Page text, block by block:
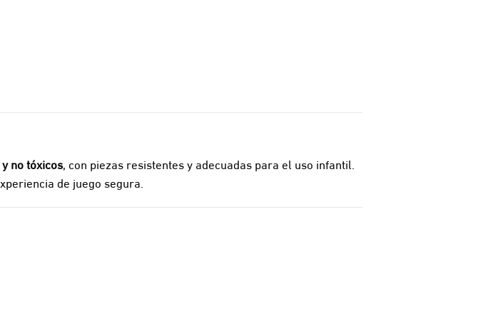
no tóxicos, con piezas resistentes y adecuadas para el uso infantil.
de juego segura.